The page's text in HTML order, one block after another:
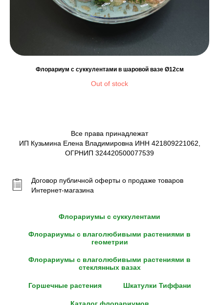
Флорариум с суккулентами в шаровой вазе Ø12см
Out of stock
Все права принадлежат
ИП Кузьмина Елена Владимировна ИНН 421809221062,
ОГРНИП 324420500077539
Договор публичной оферты о продаже товаров
Интернет-магазина
Флорариумы с суккулентами
Флорариумы с влаголюбивыми растениями в
геометрии
Флорариумы с влаголюбивыми растениями в
стеклянных вазах
Горшечные растения Шкатулки Тиффани
Каталог флорариумов